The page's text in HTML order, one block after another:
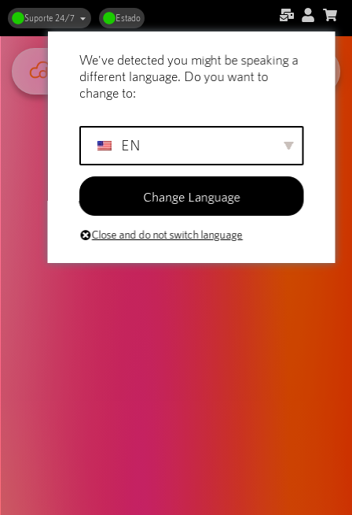
Suporte 24/7 Estado
We've detected you might be speaking a
different language. Do you want to
change to:
EN
Change Language
Close and do not switch language